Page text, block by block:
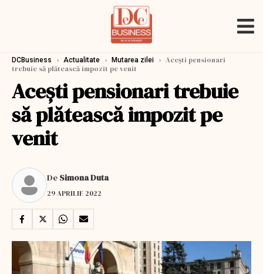
DCBusiness › Actualitate › Mutarea zilei › Acești pensionari
trebuie să plătească impozit pe venit
Acești pensionari trebuie
să plătească impozit pe
venit
De Simona Duta
29 APRILIE 2022